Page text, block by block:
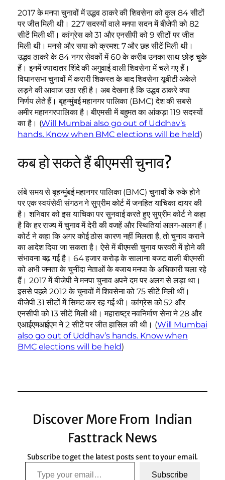
2017 के मनपा चुनावों में उद्धव ठाकरे की शिवसेना को कुल 84 सीटों
पर जीत मिली थी। 227 सदस्यों वाले मनपा सदन में बीजेपी को 82
सीटें मिली थीं। कांग्रेस को 31 और एनसीपी को 9 सीटों पर जीत
मिली थी। मनसे और सपा को क्रमश: 7 और छह सीटें मिली थी।
उद्धव ठाकरे के 84 नगर सेवकों में 60 के करीब उनका साथ छोड़ चुके
हैं। इनमें ज्यादातर शिंदे की अगुवाई वाली शिवसेना में चले गए हैं।
विधानसभा चुनावों में करारी शिकस्त के बाद शिवसेना यूबीटी अकेले
लड़ने की आवाज उठा रही है। अब देखना है कि उद्धव ठाकरे क्या
निर्णय लेते हैं। बृहन्मुंबई महानगर पालिका (BMC) देश की सबसे
अमीर महानगरपालिका है। बीएमसी में बहुमत का आंकड़ा 119 सदस्यों
का है। (Will Mumbai also go out of Uddhav’s
hands. Know when BMC elections will be held)
कब हो सकते हैं बीएमसी चुनाव?
लंबे समय से बृहन्मुंबई महानगर पालिका (BMC) चुनावों के रुके होने
पर एक स्वयंसेवी संगठन ने सुप्रीम कोर्ट में जनहित याचिका दायर की
है। शनिवार को इस याचिका पर सुनवाई करते हुए सुप्रीम कोर्ट ने कहा
है कि हर राज्य में चुनाव में देरी की वजहें और स्थितियां अलग-अलग हैं।
कोर्ट ने कहा कि अगर कोई ठोस कारण नहीं मिलता है, तो चुनाव कराने
का आदेश दिया जा सकता है। ऐसे में बीएमसी चुनाव फरवरी में होने की
संभावना बढ़ गई है। 64 हजार करोड़ के सालाना बजट वाली बीएमसी
को अभी जनता के चुनींदा नेताओं के बजाय मनपा के अधिकारी चला रहे
हैं। 2017 में बीजेपी ने मनपा चुनाव अपने दम पर अलग से लड़ा था।
इससे पहले 2012 के चुनावों में शिवसेना को 75 सीटें मिली थीं।
बीजेपी 31 सीटों में सिमट कर रह गई थी। कांग्रेस को 52 और
एनसीपी को 13 सीटें मिली थी। महाराष्ट्र नवनिर्माण सेना ने 28 और
एआईएमआईएम ने 2 सीटें पर जीत हासिल की थी। (Will Mumbai
also go out of Uddhav’s hands. Know when
BMC elections will be held)
Discover More From Indian
Fasttrack News
Subscribe to get the latest posts sent to your email.
Type your email…
Subscribe